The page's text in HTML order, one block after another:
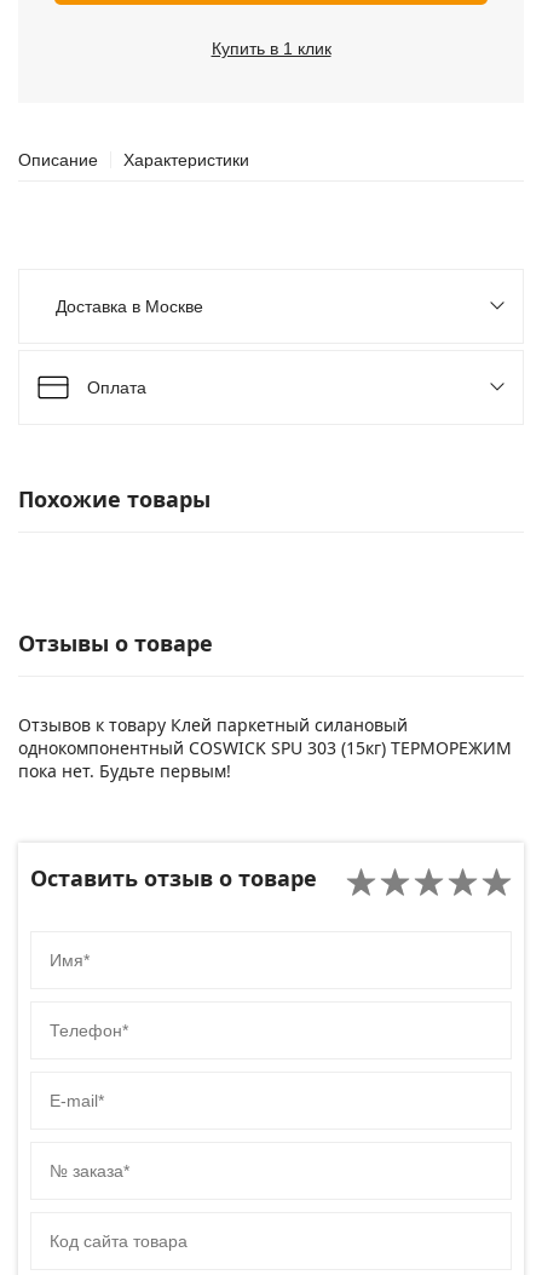
Купить в 1 клик
Описание Характеристики
Доставка в Москве
Оплата
Похожие товары
Отзывы о товаре
Отзывов к товару Клей паркетный силановый
однокомпонентный COSWICK SPU 303 (15кг) ТЕРМОРЕЖИМ
пока нет. Будьте первым!
Оставить отзыв о товаре